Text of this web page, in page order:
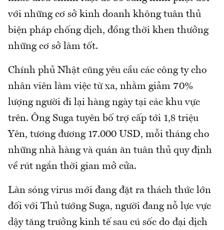
với những cơ sở kinh doanh không tuân thủ
biện pháp chống dịch, đồng thời khen thưởng
những cơ sở làm tốt.
Chính phủ Nhật cũng yêu cầu các công ty cho
nhân viên làm việc từ xa, nhằm giảm 70%
lượng người đi lại hàng ngày tại các khu vực
trên. Ông Suga tuyên bố trợ cấp tới 1,8 triệu
Yên, tương đương 17.000 USD, mỗi tháng cho
những nhà hàng và quán ăn tuân thủ quy định
về rút ngắn thời gian mở cửa.
Làn sóng virus mới đang đặt ra thách thức lớn
đối với Thủ tướng Suga, người đang nỗ lực vực
dậy tăng trưởng kinh tế sau cú sốc do đại dịch